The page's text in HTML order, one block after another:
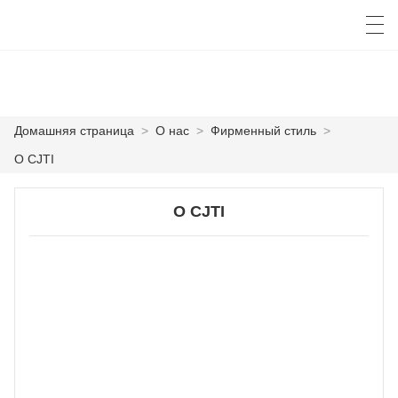
Домашняя страница > О нас > Фирменный стиль >
О CJTI
О CJTI